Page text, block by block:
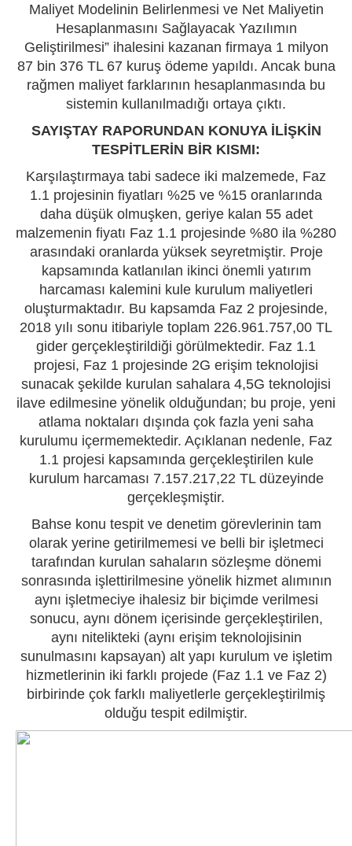
Maliyet Modelinin Belirlenmesi ve Net Maliyetin
Hesaplanmasını Sağlayacak Yazılımın
Geliştirilmesi” ihalesini kazanan firmaya 1 milyon
87 bin 376 TL 67 kuruş ödeme yapıldı. Ancak buna
rağmen maliyet farklarının hesaplanmasında bu
sistemin kullanılmadığı ortaya çıktı.
SAYIŞTAY RAPORUNDAN KONUYA İLİŞKİN
TESPİTLERİN BİR KISMI:
Karşılaştırmaya tabi sadece iki malzemede, Faz
1.1 projesinin fiyatları %25 ve %15 oranlarında
daha düşük olmuşken, geriye kalan 55 adet
malzemenin fiyatı Faz 1.1 projesinde %80 ila %280
arasındaki oranlarda yüksek seyretmiştir. Proje
kapsamında katlanılan ikinci önemli yatırım
harcaması kalemini kule kurulum maliyetleri
oluşturmaktadır. Bu kapsamda Faz 2 projesinde,
2018 yılı sonu itibariyle toplam 226.961.757,00 TL
gider gerçekleştirildiği görülmektedir. Faz 1.1
projesi, Faz 1 projesinde 2G erişim teknolojisi
sunacak şekilde kurulan sahalara 4,5G teknolojisi
ilave edilmesine yönelik olduğundan; bu proje, yeni
atlama noktaları dışında çok fazla yeni saha
kurulumu içermemektedir. Açıklanan nedenle, Faz
1.1 projesi kapsamında gerçekleştirilen kule
kurulum harcaması 7.157.217,22 TL düzeyinde
gerçekleşmiştir.
Bahse konu tespit ve denetim görevlerinin tam
olarak yerine getirilmemesi ve belli bir işletmeci
tarafından kurulan sahaların sözleşme dönemi
sonrasında işlettirilmesine yönelik hizmet alımının
aynı işletmeciye ihalesiz bir biçimde verilmesi
sonucu, aynı dönem içerisinde gerçekleştirilen,
aynı nitelikteki (aynı erişim teknolojisinin
sunulmasını kapsayan) alt yapı kurulum ve işletim
hizmetlerinin iki farklı projede (Faz 1.1 ve Faz 2)
birbirinde çok farklı maliyetlerle gerçekleştirilmiş
olduğu tespit edilmiştir.